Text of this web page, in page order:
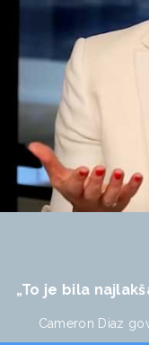
„To je bila
Cameron Diaz